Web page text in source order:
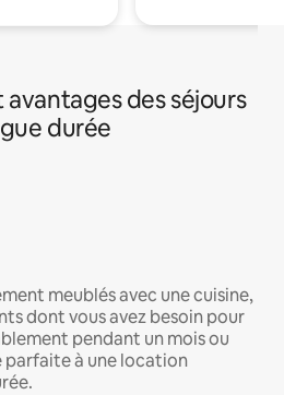
des séjours
durée
meublés avec une cuisine,
dont vous avez besoin pour
pendant un mois ou
parfaite à une location